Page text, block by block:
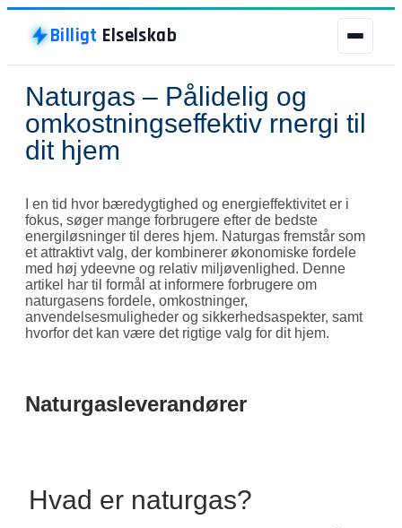
Billigt Elselskab
BilligtElselskab
BILLIGT ELSELSKAB
GRØN STRØM
BILLIG STRØM
LADESTANDER
BYER
Naturgas – Pålidelig og
omkostningseffektiv rnergi til
dit hjem
I en tid hvor bæredygtighed og energieffektivitet er i
fokus, søger mange forbrugere efter de bedste
energiløsninger til deres hjem. Naturgas fremstår som
et attraktivt valg, der kombinerer økonomiske fordele
med høj ydeevne og relativ miljøvenlighed. Denne
artikel har til formål at informere forbrugere om
naturgasens fordele, omkostninger,
anvendelsesmuligheder og sikkerhedsaspekter, samt
hvorfor det kan være det rigtige valg for dit hjem.
Naturgasleverandører
Hvad er naturgas?